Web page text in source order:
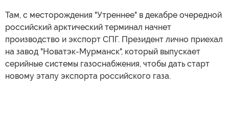
Там, с месторождения "Утреннее" в декабре очередной
российский арктический терминал начнет
производство и экспорт СПГ. Президент лично приехал
на завод "Новатэк-Мурманск", который выпускает
серийные системы газоснабжения, чтобы дать старт
новому этапу экспорта российского газа.